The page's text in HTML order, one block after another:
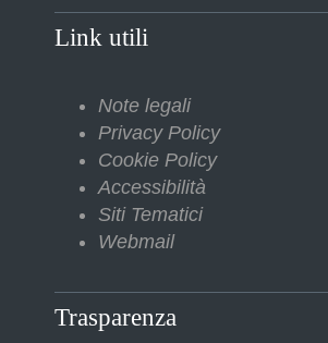
Link utili
Note legali
Privacy Policy
Cookie Policy
Accessibilità
Siti Tematici
Webmail
Trasparenza